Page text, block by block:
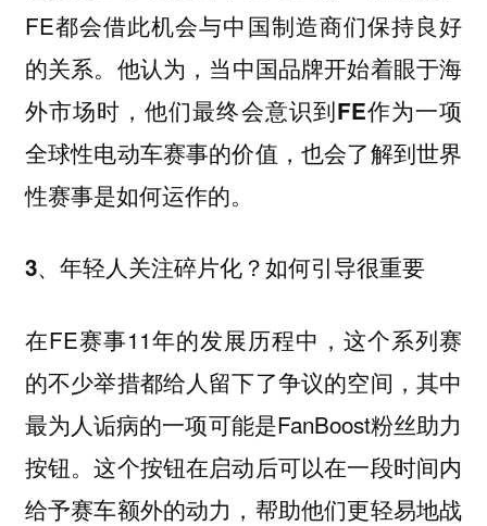
FE都会借此机会与中国制造商们保持良好
的关系。他认为， 当中国品牌开始着眼于海
外市场时，他们最终会意识到FE作为一项
全球性电动车赛事的价值，也会了解到世界
性赛事是如何运作的。
3、年轻人关注碎片化？如何引导很重要
在FE赛事11年的发展历程中，这个系列赛
的不少举措都给人留下了争议的空间，其中
最为人诟病的一项可能是FanBoost粉丝助力
按钮。这个按钮在启动后可以在一段时间内
给予赛车额外的动力，帮助他们更轻易地战